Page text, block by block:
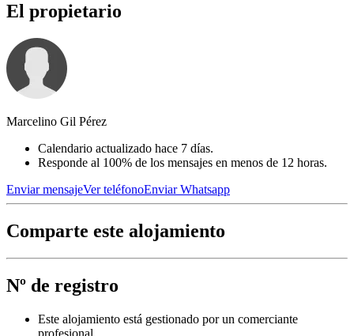
El propietario
Marcelino Gil Pérez
Calendario actualizado hace 7 días.
Responde al 100% de los mensajes en menos de 12 horas.
Enviar mensajeVer teléfonoEnviar Whatsapp
Comparte este alojamiento
Nº de registro
Este alojamiento está gestionado por un comerciante
profesional.